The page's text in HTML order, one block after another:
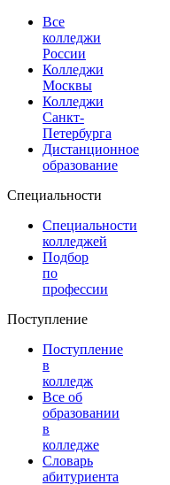
Все
колледжи
России
Колледжи
Москвы
Колледжи
Санкт-
Петербурга
Дистанционное
образование
Специальности
Специальности
колледжей
Подбор
по
профессии
Поступление
Поступление
в
колледж
Все об
образовании
в
колледже
Словарь
абитуриента